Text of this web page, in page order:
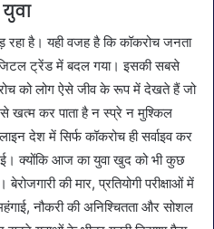
है। यही वजह है कि कॉकरोच जनता
ट्रेंड में बदल गया। इसकी सबसे
को लोग ऐसे जीव के रूप में देखते हैं जो
खत्म कर पाता है न स्प्रे न मुश्किल
देश में सिर्फ कॉकरोच ही सर्वाइव कर
क्योंकि आज का युवा खुद को भी कुछ
की मार, प्रतियोगी परीक्षाओं में
नौकरी की अनिश्चितता और सोशल